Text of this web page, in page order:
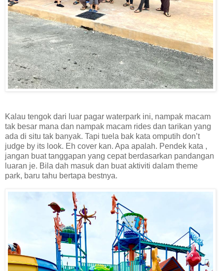
Kalau tengok dari luar pagar waterpark ini, nampak macam
tak besar mana dan nampak macam rides dan tarikan yang
ada di situ tak banyak. Tapi tuela bak kata omputih don’t
judge by its look. Eh cover kan. Apa apalah. Pendek kata ,
jangan buat tanggapan yang cepat berdasarkan pandangan
luaran je. Bila dah masuk dan buat aktiviti dalam theme
park, baru tahu bertapa bestnya.